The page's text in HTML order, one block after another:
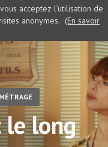
le long
acceptez l’utilisation de
anonymes. (En savoir